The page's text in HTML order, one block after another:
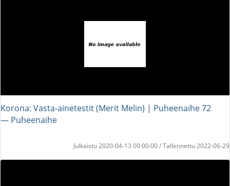
Korona: Vasta-ainetestit (Merit Melin) | Puheenaihe 72
― Puheenaihe
Julkaistu 2020-04-13 00:00:00 / Tallennettu 2022-06-29